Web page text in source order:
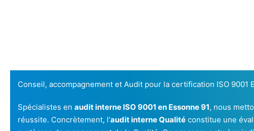
Conseil, accompagnement et Audit pour la certification ISO 9001
Spécialistes en audit interne ISO 9001 en Essonne 91, nous
réussite. Concrètement, l’audit interne Qualité constitue une